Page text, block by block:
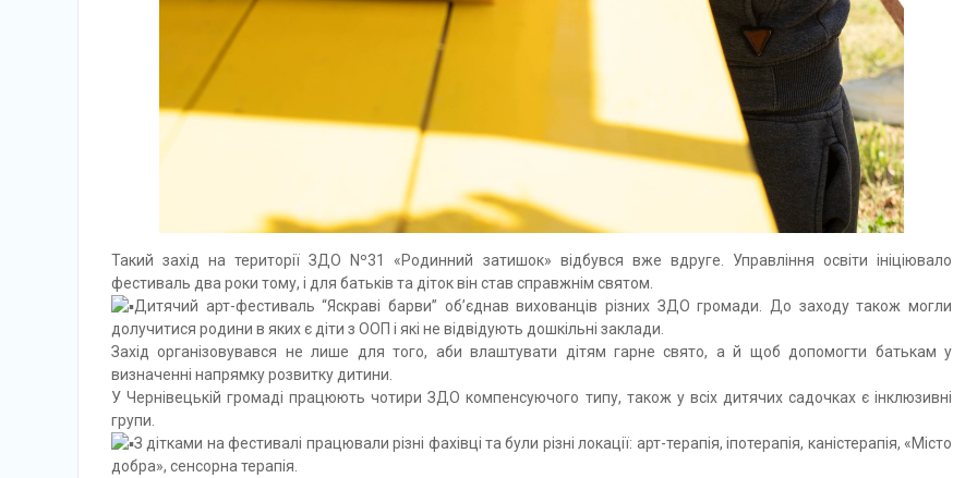
Такий захід на території ЗДО Nº31 «Родинний затишок» відбувся вже вдруге. Управління освіти ініціювало
фестиваль два роки тому, і для батьків та діток він став справжнім святом.
Дитячий арт-фестиваль “Яскраві барви” об’єднав вихованців різних ЗДО громади. До заходу також могли
долучитися родини в яких є діти з ООП і які не відвідують дошкільні заклади.
Захід організовувався не лише для того, аби влаштувати дітям гарне свято, а й щоб допомогти батькам у
визначенні напрямку розвитку дитини.
У Чернівецькій громаді працюють чотири ЗДО компенсуючого типу, також у всіх дитячих садочках є інклюзивні
групи.
З дітками на фестивалі працювали різні фахівці та були різні локації: арт-терапія, іпотерапія, каністерапія, «Місто
добра», сенсорна терапія.